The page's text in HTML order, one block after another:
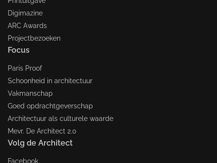
Digimazine
ARC Awards
Projectbezoeken
Focus
Paris Proof
Schoonheid in architectuur
Vakmanschap
Goed opdrachtgeverschap
Architectuur als culturele waarde
Mevr. De Architect 2.0
Volg de Architect
Facebook